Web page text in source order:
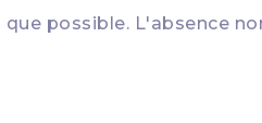
possible. L'absence